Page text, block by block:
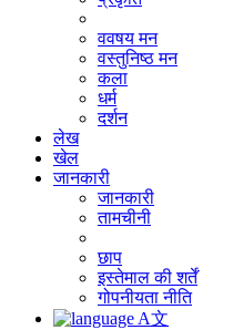
ववषय मन
वस्तुनिष्ठ मन
कला
धर्म
दर्शन
लेख
खेल
जानकारी
जानकारी
तामचीनी
छाप
इस्तेमाल की शर्तें
गोपनीयता नीति
A文